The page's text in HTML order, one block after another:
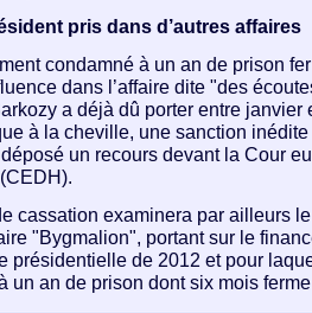
pris dans d’autres affaires
condamné à un an de prison
dans l’affaire dite "des
a déjà dû porter entre janvier
à la cheville, une sanction
déposé un recours devant la Cour
cassation examinera par ailleurs
"Bygmalion", portant sur le
présidentielle de 2012 et pour
un an de prison dont six mois